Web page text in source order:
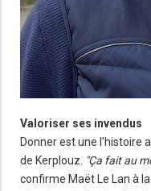
Valoriser ses invendus
Donner est une l’histoire
de Kerplouz. "Ça fait au
confirme Maët Le Lan à